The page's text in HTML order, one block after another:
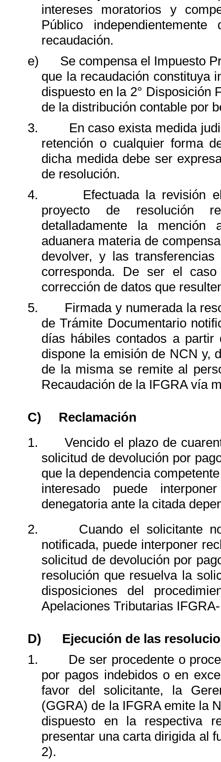
intereses moratorios y
Público
recaudación.
e)
Se compensa el Impuesto
que la recaudación constituya
dispuesto en la 2° Disposición
de la distribución contable por
3.
En caso exista medida
retención o cualquier forma
dicha medida debe ser
de resolución.
4.
Efectuada la revisión
proyecto de resolución
detalladamente la mención
aduanera materia de
devolver, y las
corresponda. De ser el
corrección de datos que
5.
Firmada y numerada la
de Trámite Documentario
días hábiles contados a
dispone la emisión de NCN y,
de la misma se remite al
Recaudación de la IFGRA vía
C)
Reclamación
1.
Vencido el plazo de
solicitud de devolución por
que la dependencia
interesado puede
denegatoria ante la citada
2.
Cuando el solicitante
notificada, puede interponer
solicitud de devolución por
resolución que resuelva la
disposiciones del
Apelaciones Tributarias
D)
Ejecución de las
1.
De ser procedente o
por pagos indebidos o en
favor del solicitante, la
(GGRA) de la IFGRA emite la
dispuesto en la respectiva
presentar una carta dirigida al
2).